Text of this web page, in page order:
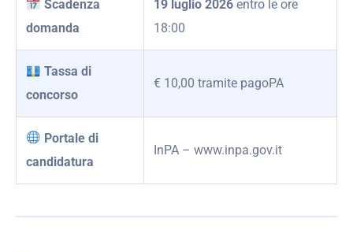
Scadenza
domanda
19 luglio 2026 entro le ore
18:00
Tassa di
concorso
€ 10,00 tramite pagoPA
Portale di
candidatura
InPA – www.inpa.gov.it